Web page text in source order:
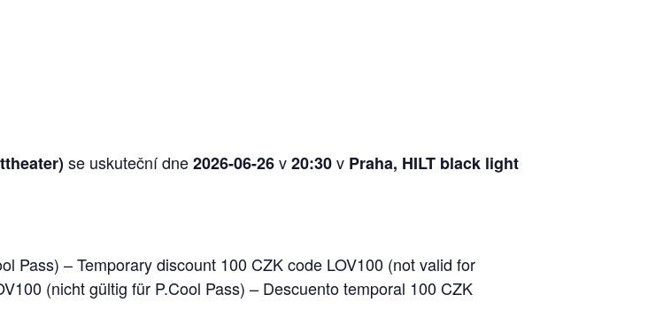
se uskuteční dne2026-06-26v20:30v Praha, HILT black light
Pass) – Temporary discount 100 CZK code LOV100 (not valid for
(nicht gültig für P.Cool Pass) – Descuento temporal 100 CZK